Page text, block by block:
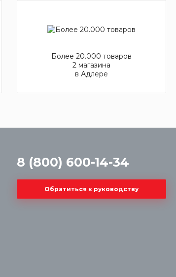
Более 20.000 товаров
2 магазина
в Адлере
8 (800) 600-14-34
Обратиться к руководству